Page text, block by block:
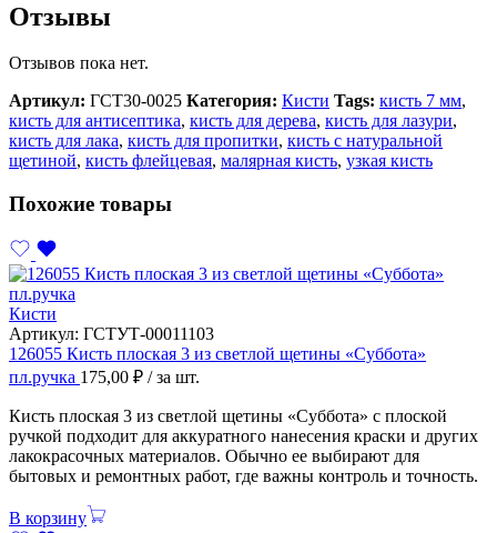
Отзывы
Отзывов пока нет.
Артикул: ГСТ30-0025 Категория: Кисти Tags: кисть 7 мм,
кисть для антисептика, кисть для дерева, кисть для лазури,
кисть для лака, кисть для пропитки, кисть с натуральной
щетиной, кисть флейцевая, малярная кисть, узкая кисть
Похожие товары
Кисти
Артикул: ГСТУТ-00011103
126055 Кисть плоская 3 из светлой щетины «Суббота»
пл.ручка 175,00 ₽ / за шт.
Кисть плоская 3 из светлой щетины «Суббота» с плоской
ручкой подходит для аккуратного нанесения краски и других
лакокрасочных материалов. Обычно ее выбирают для
бытовых и ремонтных работ, где важны контроль и точность.
В корзину